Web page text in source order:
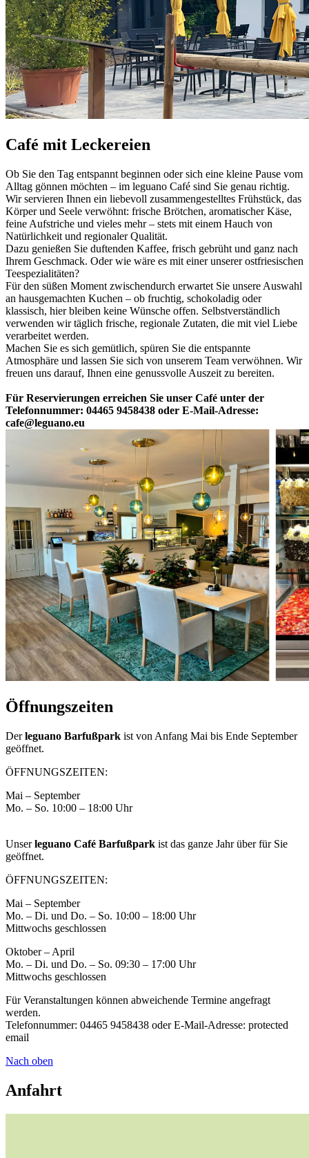
Café mit Leckereien
Ob Sie den Tag entspannt beginnen oder sich eine kleine Pause vom
Alltag gönnen möchten – im leguano Café sind Sie genau richtig.
Wir servieren Ihnen ein liebevoll zusammengestelltes Frühstück, das
Körper und Seele verwöhnt: frische Brötchen, aromatischer Käse,
feine Aufstriche und vieles mehr – stets mit einem Hauch von
Natürlichkeit und regionaler Qualität.
Dazu genießen Sie duftenden Kaffee, frisch gebrüht und ganz nach
Ihrem Geschmack. Oder wie wäre es mit einer unserer ostfriesischen
Teespezialitäten?
Für den süßen Moment zwischendurch erwartet Sie unsere Auswahl
an hausgemachten Kuchen – ob fruchtig, schokoladig oder
klassisch, hier bleiben keine Wünsche offen. Selbstverständlich
verwenden wir täglich frische, regionale Zutaten, die mit viel Liebe
verarbeitet werden.
Machen Sie es sich gemütlich, spüren Sie die entspannte
Atmosphäre und lassen Sie sich von unserem Team verwöhnen. Wir
freuen uns darauf, Ihnen eine genussvolle Auszeit zu bereiten.
Für Reservierungen erreichen Sie unser Café unter der
Telefonnummer: 04465 9458438 oder E-Mail-Adresse:
cafe@leguano.eu
Öffnungszeiten
Derleguano Barfußpark ist von Anfang Mai bis Ende September
geöffnet.
ÖFFNUNGSZEITEN:
Mai – September
Mo. – So. 10:00 – 18:00 Uhr
Unserleguano Café Barfußpark ist das ganze Jahr über für Sie
geöffnet.
ÖFFNUNGSZEITEN:
Mai – September
Mo. – Di. und Do. – So. 10:00 – 18:00 Uhr
Mittwochs geschlossen
Oktober – April
Mo. – Di. und Do. – So. 09:30 – 17:00 Uhr
Mittwochs geschlossen
Für Veranstaltungen können abweichende Termine angefragt
werden.
Telefonnummer: 04465 9458438 oder E-Mail-Adresse: protected
email
Nach oben
Anfahrt